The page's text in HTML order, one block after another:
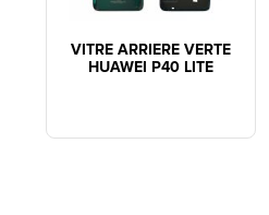
VITRE ARRIERE VERTE
HUAWEI P40 LITE